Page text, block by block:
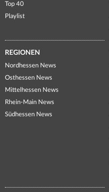
Top 40
Playlist
REGIONEN
Nordhessen News
Osthessen News
Mittelhessen News
Rhein-Main News
Südhessen News